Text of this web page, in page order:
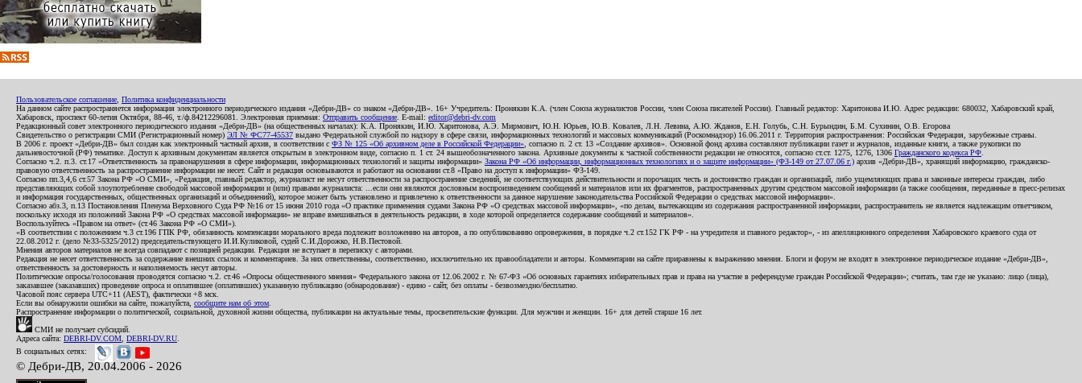
Пользовательское соглашение Политика конфиденциальности
На данном сайте распространяется информация электронного периодического издания «Дебри-ДВ» со знаком «Дебри-ДВ». 16+ Учредитель: Пронякин К.А. (член Союза журналистов России, член Союза писателей России). Главный редактор: Харитонова И.Ю. Адрес редакции: 680032, Хабаровский край,
Хабаровск, проспект 60-летия Октября, 88-46, т./ф.84212296081. Электронная приемная: Отправить сообщение . E-mail: editor@debri-dv.com
Редакционный совет электронного периодического издания «Дебри-ДВ» (на общественных началах): К.А. Пронякин, И.Ю. Харитонова, А.Э. Мирмович, Ю.Н. Юрьев, Ю.В. Ковалев, Л.Н. Левина, А.Ю. Жданов, Е.Н. Голубь, С.Н. Бурындин, Б.М. Сухинин, О.В. Егорова
Свидетельство о регистрации СМИ (Регистрационный номер) ЭЛ № ФС77-45537 выдано Федеральной службой по надзору в сфере связи, информационных технологий и массовых коммуникаций (Роскомнадзор) 16.06.2011 г. Территория распространения: Российская Федерация, зарубежные страны.
В 2006 г. проект «Дебри-ДВ» был создан как электронный частный архив, в соответствии с ФЗ № 125 «Об архивном деле в Российской Федерации» , согласно п. 2 ст. 13 «Создание архивов». Основной фонд архива составляют публикации газет и журналов, изданные книги, а также рукописи по
дальневосточной (РФ) тематике. Доступ к архивным документам является открытым в электронном виде, согласно п. 1 ст. 24 вышеобозначенного закона. Архивные документы к частной собственности редакции не относятся, согласно ст.ст. 1275, 1276, 1306 Гражданского кодекса РФ
Согласно ч.2. п.3. ст.17 «Ответственность за правонарушения в сфере информации, информационных технологий и защиты информации» Закона РФ «Об информации, информационных технологиях и о защите информации» (ФЗ-149 от 27.07.06 г.) архив «Дебри-ДВ», хранящий информацию, гражданско-
правовую ответственность за распространение информации не несет. Сайт и редакция основываются и работают на основании ст.8 «Право на доступ к информации» ФЗ-149.
Согласно пп.3,4,6 ст.57 Закона РФ «О СМИ», «Редакция, главный редактор, журналист не несут ответственности за распространение сведений, не соответствующих действительности и порочащих честь и достоинство граждан и организаций, либо ущемляющих права и законные интересы граждан, либо
представляющих собой злоупотребление свободой массовой информации и (или) правами журналиста: ...если они являются дословным воспроизведением сообщений и материалов или их фрагментов, распространенных другим средством массовой информации (а также сообщения, переданные в пресс-релизах
и информация государственных, общественных организаций и объединений), которое может быть установлено и привлечено к ответственности за данное нарушение законодательства Российской Федерации о средствах массовой информации».
Согласно абз.3, п.13 Постановления Пленума Верховного Суда РФ №16 от 15 июня 2010 года «О практике применения судами Закона РФ «О средствах массовой информации», «по делам, вытекающим из содержания распространенной информации, распространитель не является надлежащим ответчиком,
поскольку исходя из положений Закона РФ «О средствах массовой информации» не вправе вмешиваться в деятельность редакции, в ходе которой определяется содержание сообщений и материалов».
Воспользуйтесь «Правом на ответ» (ст.46 Закона РФ «О СМИ»).
«В соответствии с положением ч.3 ст.196 ГПК РФ, обязанность компенсации морального вреда подлежит возложению на авторов, а по опубликованию опровержения, в порядке ч.2 ст.152 ГК РФ - на учредителя и главного редактор», - из апелляционного определения Хабаровского краевого суда от
22.08.2012 г. (дело №33-5325/2012) председательствующего И.И.Куликовой, судей С.И.Дорожко, Н.В.Пестовой.
Мнения авторов материалов не всегда совпадают с позицией редакции. Редакция не вступает в переписку с авторами.
Редакция не несет ответственность за содержание внешних ссылок и комментариев. За них ответственны, соответственно, исключительно их правообладатели и авторы. Комментарии на сайте приравнены к выражению мнения. Блоги и форум не входят в электронное периодическое издание «Дебри-ДВ»,
ответственность за достоверность и наполняемость несут авторы.
Политические опросы/голосования проводятся согласно ч.2. ст.46 «Опросы общественного мнения» Федерального закона от 12.06.2002 г. № 67-ФЗ «Об основных гарантиях избирательных прав и права на участие в референдуме граждан Российской Федерации»; считать, там где не указано: лицо (лица),
заказавшее (заказавших) проведение опроса и оплатившее (оплативших) указанную публикацию (обнародование) - едино - сайт, без оплаты - безвозмездно/бесплатно.
Часовой пояс сервера UTC+11 (AEST), фактически +8 мск.
Если вы обнаружили ошибки на сайте, пожалуйста, сообщите нам об этом
Распространение информации о политической, социальной, духовной жизни общества, публикации на актуальные темы, просветительские функции. Для мужчин и женщин. 16+ для детей старше 16 лет.
СМИ не получает субсидий.
Адреса сайта: DEBRI-DV.COM DEBRI-DV.RU
В социальных сетях:
© Дебри-ДВ, 20.04.2006 - 2026